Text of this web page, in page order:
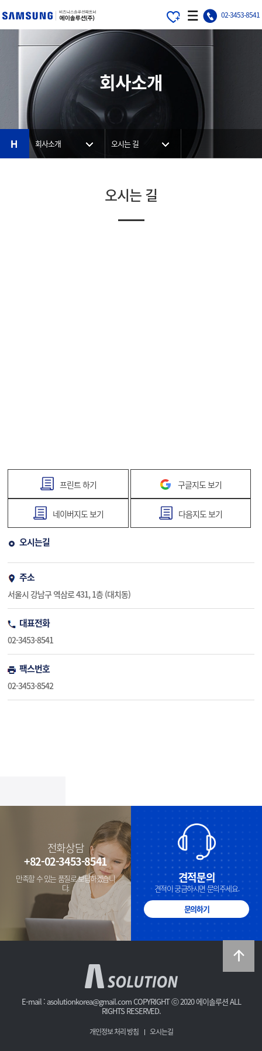
가
기
에
이
MOBILE
MENU
02-3453-8541
회사소개
회사소개 오시는 길
오시는 길
프린트 하기 구글지도 보기
네이버지도 보기 다음지도 보기
오시는길
주소
서울시 강남구 역삼로 431, 1층 (대치동)
대표전화
02-3453-8541
팩스번호
02-3453-8542
전화상담
+82-02-3453-8541
만족할 수 있는 품질로 보답하겠습니
다.
견적문의
견적이 궁금하시면 문의주세요.
문의하기
A
Solution
E-mail : asolutionkorea@gmail.com COPYRIGHT ⓒ 2020 에이솔루션 ALL
RIGHTS RESERVED.
개인정보 처리 방침 오시는길
TOP